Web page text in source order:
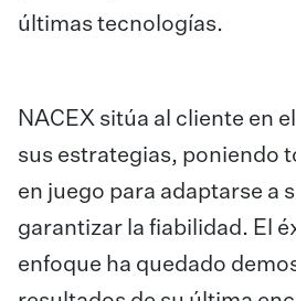
últimas tecnologías.
NACEX sitúa al cliente en
sus estrategias, poniendo
en juego para adaptarse a
garantizar la fiabilidad. El
enfoque ha quedado